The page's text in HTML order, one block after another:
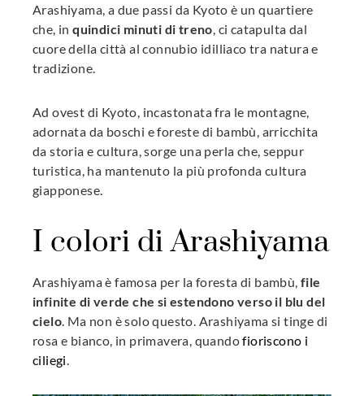
Arashiyama, a due passi da Kyoto è un quartiere
che, inquindici minuti di treno, ci catapulta dal
cuore della città al connubio idilliaco tra natura e
tradizione.
Ad ovest di Kyoto, incastonata fra le montagne,
adornata da boschi e foreste di bambù, arricchita
da storia e cultura, sorge una perla che, seppur
turistica, ha mantenuto la più profonda cultura
giapponese.
I colori di Arashiyama
Arashiyama è famosa per la foresta di bambù, file
infinite di verde che si estendono verso il blu del
cielo. Ma non è solo questo. Arashiyama si tinge di
rosa e bianco, in primavera, quandofioriscono i
ciliegi.